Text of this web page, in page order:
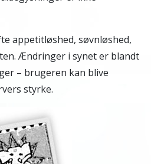
appetitløshed, søvnløshed,
Ændringer i synet er blandt
– brugeren kan blive
styrke.